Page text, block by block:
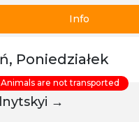
Info
Poniedziałek
→
Animals are not transported